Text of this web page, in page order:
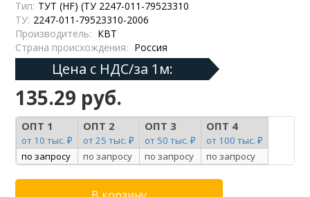
Тип: ТУТ (HF) (ТУ 2247-011-79523310
ТУ: 2247-011-79523310-2006
Производитель: КВТ
Страна происхождения: Россия
Цена с НДС/за 1м:
135.29 руб.
ОПТ 1
от 10 тыс. ₽
ОПТ 2
от 25 тыс. ₽
ОПТ 3
от 50 тыс. ₽
ОПТ 4
от 100 тыс. ₽
по запросу
по запросу по запросу по запросу